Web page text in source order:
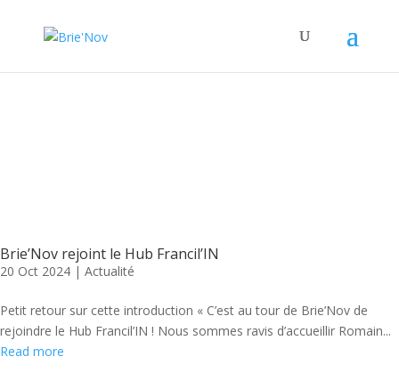
Brie’Nov rejoint le Hub Francil’IN
20 Oct 2024 | Actualité
Petit retour sur cette introduction « C’est au tour de Brie’Nov de
rejoindre le Hub Francil’IN ! Nous sommes ravis d’accueillir Romain...
Read more